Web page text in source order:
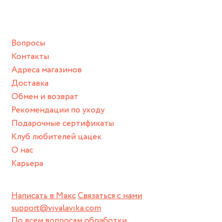
спортивный инвентарь).
Храните изделие в сухом месте.
Для надежного хранения мы доставляем все изделия в
нашей фирменной коробке или упаковке бренда.
Пожалуйста, используйте эту упаковку для хранения,
пока не носите украшение на себе.
Написать в МаксСвязаться с нами
support@vivalavika.com
Вопросы
Контакты
Адреса магазинов
Доставка
Обмен и возврат
Рекомендации по уходу
Подарочные сертификаты
Клуб любителей цацек
О нас
Карьера